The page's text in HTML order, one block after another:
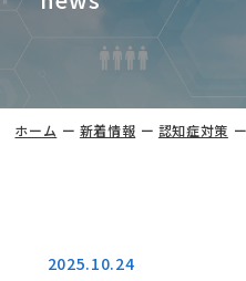
ホーム 新着情報 認知症対策
2025.10.24